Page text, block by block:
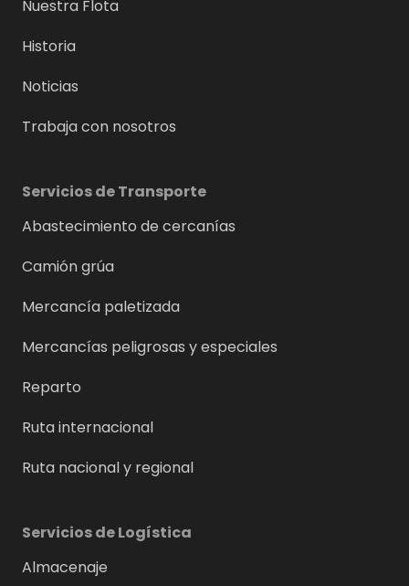
Nuestra Flota
Historia
Noticias
Trabaja con nosotros
Servicios de Transporte
Abastecimiento de cercanías
Camión grúa
Mercancía paletizada
Mercancías peligrosas y especiales
Reparto
Ruta internacional
Ruta nacional y regional
Servicios de Logística
Almacenaje